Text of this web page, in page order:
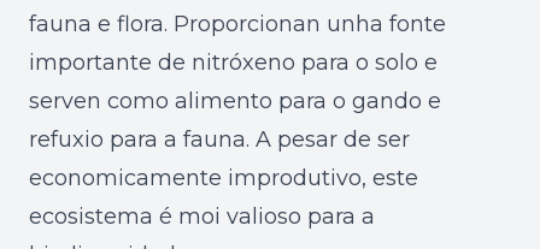
fauna e flora. Proporcionan unha fonte
importante de nitróxeno para o solo e
serven como alimento para o gando e
refuxio para a fauna. A pesar de ser
economicamente improdutivo, este
ecosistema é moi valioso para a